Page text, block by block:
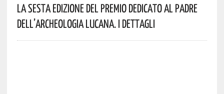
La Sesta Edizione Del Premio Dedicato Al Padre
Dell’archeologia Lucana. I Dettagli